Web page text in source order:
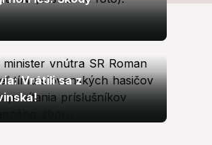
Vrátili sa z